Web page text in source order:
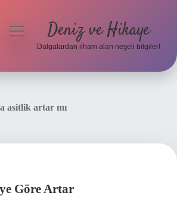
menüyü
Deniz ve Hikaye
Dalgalardan ilham alan neşeli bilgiler!
asitlik artar mı
Göre Artar